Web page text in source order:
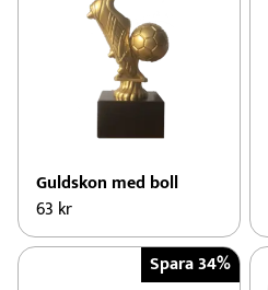
Guldskon med boll
63 kr
Spara 34%